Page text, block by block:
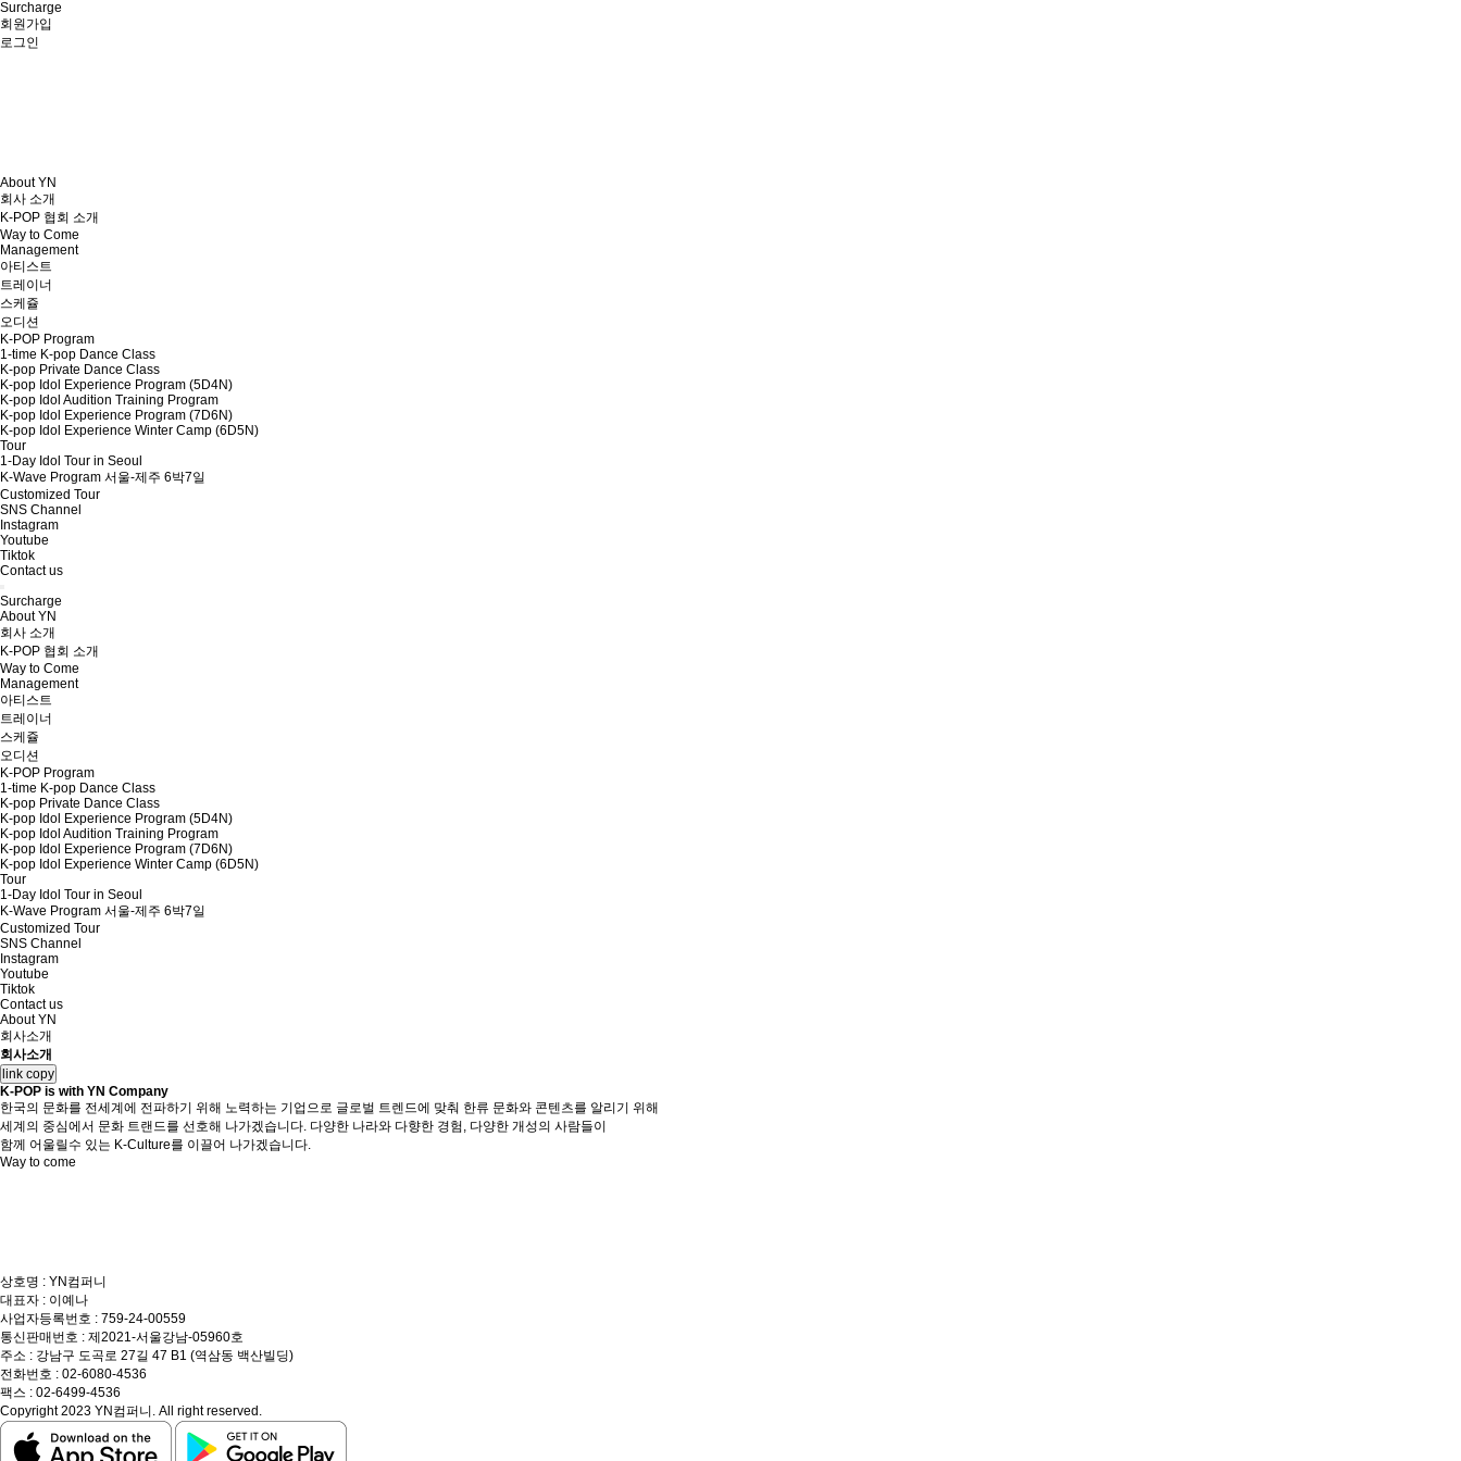
Surcharge
회원가입
로그인
About YN
회사 소개
K-POP 협회 소개
Way to Come
Management
아티스트
트레이너
스케쥴
오디션
K-POP Program
1-time K-pop Dance Class
K-pop Private Dance Class
K-pop Idol Experience Program (5D4N)
K-pop Idol Audition Training Program
K-pop Idol Experience Program (7D6N)
K-pop Idol Experience Winter Camp (6D5N)
Tour
1-Day Idol Tour in Seoul
K-Wave Program 서울-제주 6박7일
Customized Tour
SNS Channel
Instagram
Youtube
Tiktok
Contact us
Surcharge
About YN
회사 소개
K-POP 협회 소개
Way to Come
Management
아티스트
트레이너
스케쥴
오디션
K-POP Program
1-time K-pop Dance Class
K-pop Private Dance Class
K-pop Idol Experience Program (5D4N)
K-pop Idol Audition Training Program
K-pop Idol Experience Program (7D6N)
K-pop Idol Experience Winter Camp (6D5N)
Tour
1-Day Idol Tour in Seoul
K-Wave Program 서울-제주 6박7일
Customized Tour
SNS Channel
Instagram
Youtube
Tiktok
Contact us
About YN
회사소개
회사소개
link copy
K-POP is with YN Company
한국의 문화를 전세계에 전파하기 위해 노력하는 기업으로 글로벌 트렌드에 맞춰 한류 문화와 콘텐츠를 알리기 위해
세계의 중심에서 문화 트랜드를 선호해 나가겠습니다. 다양한 나라와 다향한 경험, 다양한 개성의 사람들이
함께 어울릴수 있는 K-Culture를 이끌어 나가겠습니다.
Way to come
상호명 : YN컴퍼니
대표자 : 이예나
사업자등록번호 : 759-24-00559
통신판매번호 : 제2021-서울강남-05960호
주소 : 강남구 도곡로 27길 47 B1 (역삼동 백산빌딩)
전화번호 : 02-6080-4536
팩스 : 02-6499-4536
Copyright 2023 YN컴퍼니. All right reserved.